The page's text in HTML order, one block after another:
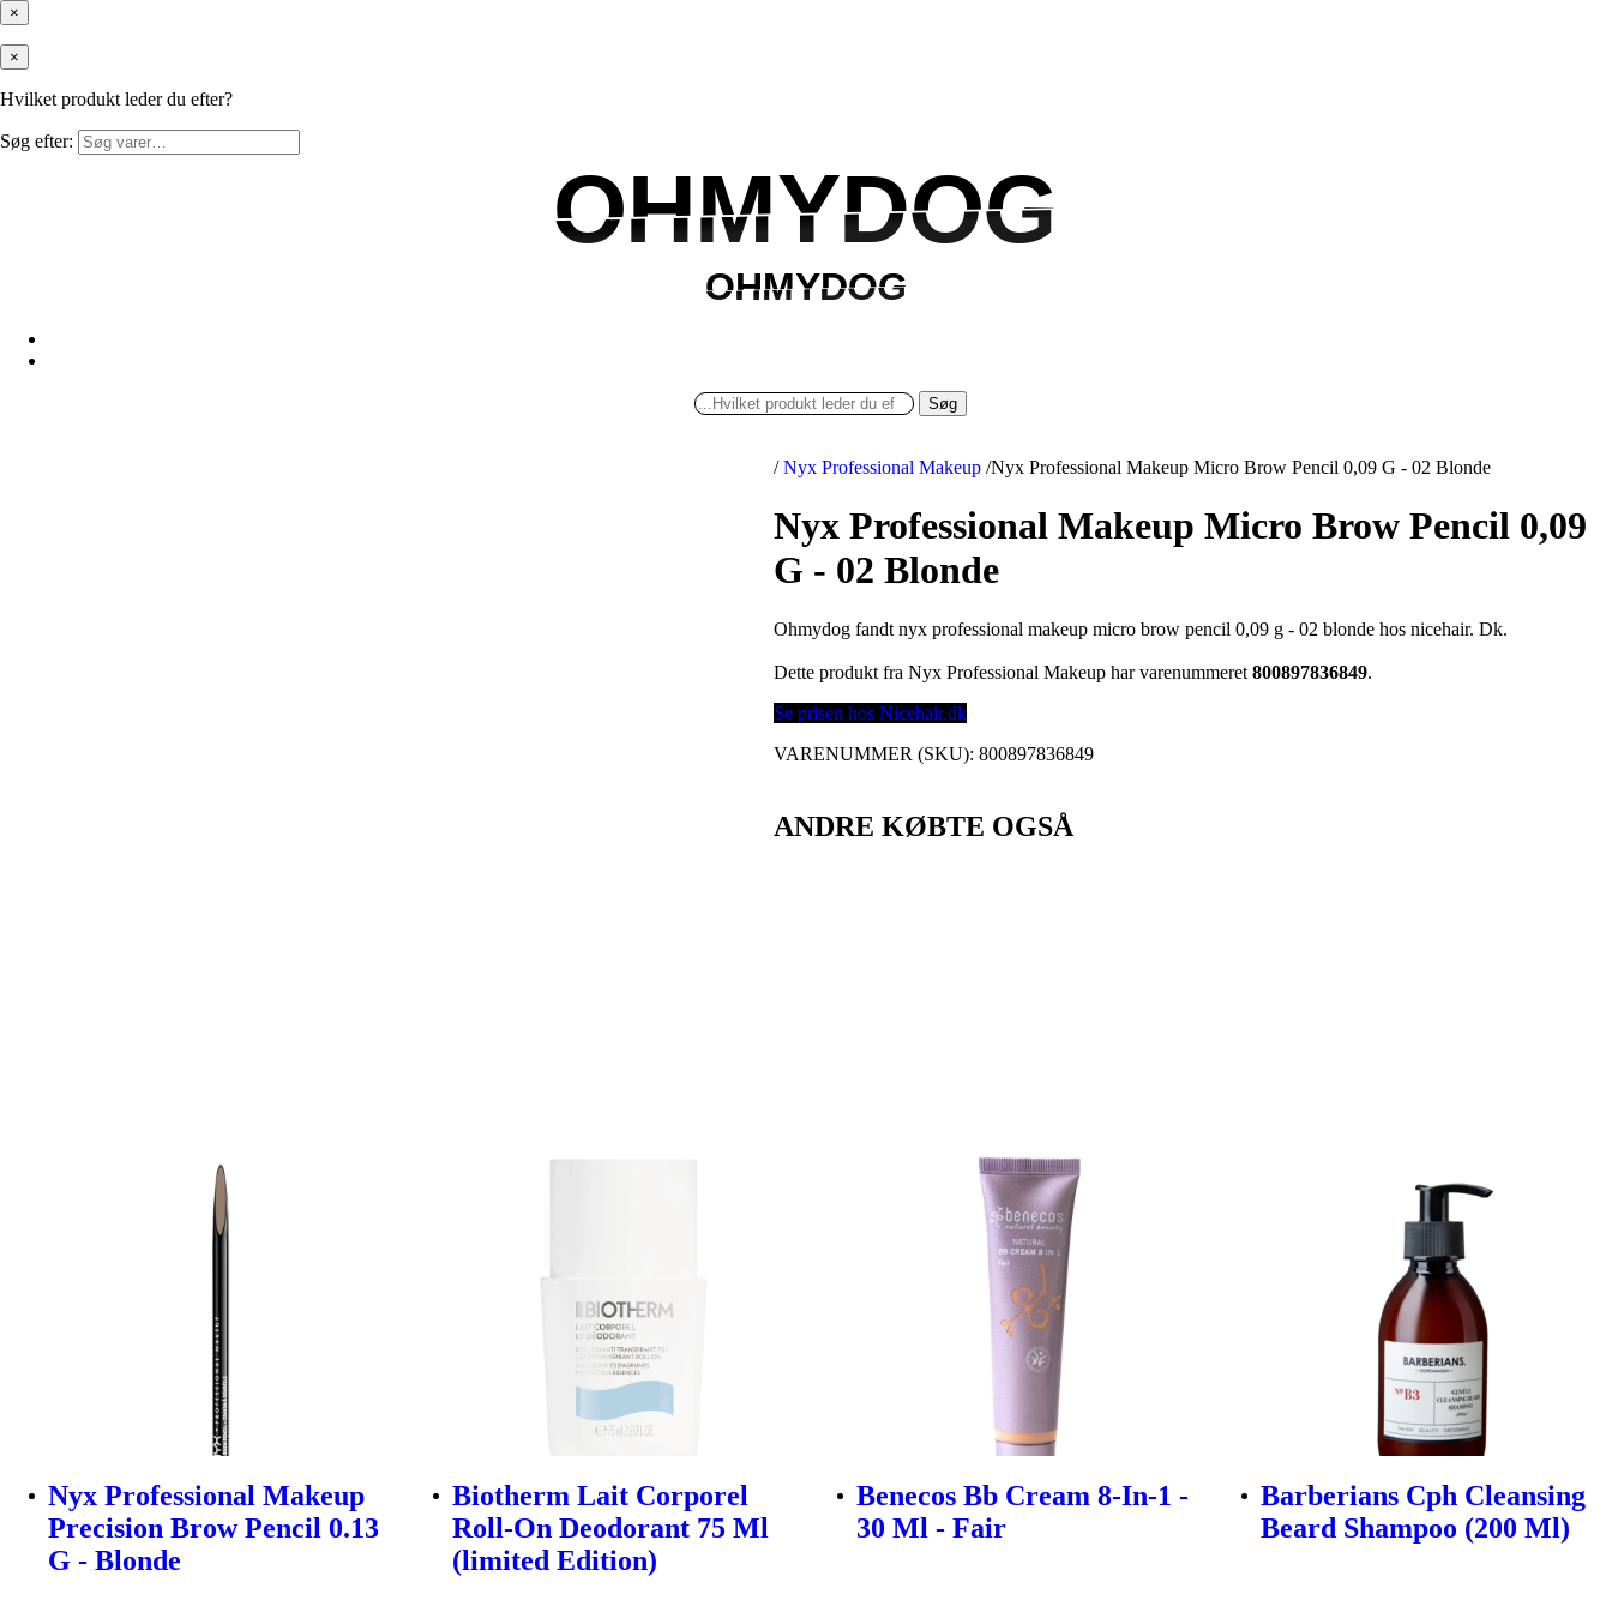
×
×
Hvilket produkt leder du efter?
Søg efter:
OHMYDOG
OHMYDOG
OHMYDOG
OHMYDOG
Søg
/ Nyx Professional Makeup /Nyx Professional Makeup Micro Brow Pencil 0,09 G - 02 Blonde
Nyx Professional Makeup Micro Brow Pencil 0,09
G - 02 Blonde
Ohmydog fandt nyx professional makeup micro brow pencil 0,09 g - 02 blonde hos nicehair. Dk.
Dette produkt fra Nyx Professional Makeup har varenummeret800897836849.
Se prisen hos Nicehair.dk
VARENUMMER (SKU):800897836849
ANDRE KØBTE OGSÅ
Nyx Professional Makeup
Precision Brow Pencil 0.13
G - Blonde
Biotherm Lait Corporel
Roll-On Deodorant 75 Ml
(limited Edition)
Benecos Bb Cream 8-In-1 -
30 Ml - Fair
Barberians Cph Cleansing
Beard Shampoo (200 Ml)